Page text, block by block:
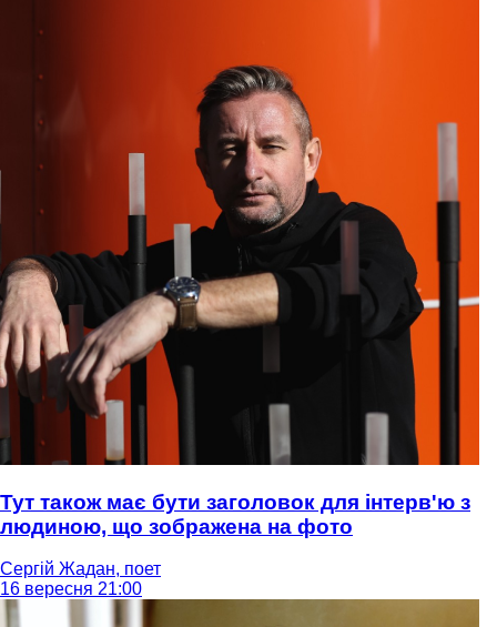
Тут також має бути заголовок для інтерв'ю з
людиною, що зображена на фото
Сергій Жадан, поет
16 вересня 21:00